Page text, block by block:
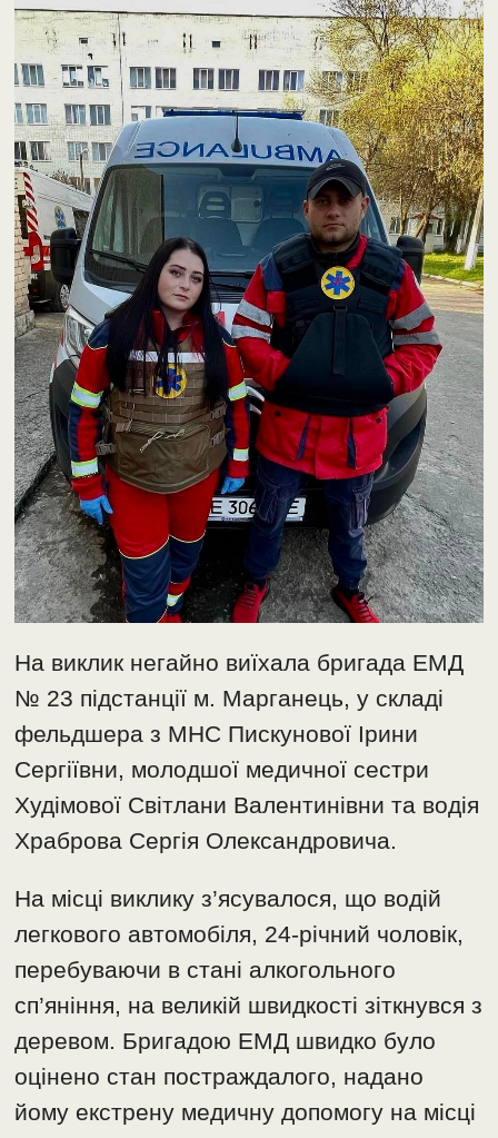
На виклик негайно виїхала бригада ЕМД
№ 23 підстанції м. Марганець, у складі
фельдшера з МНС Пискунової Ірини
Сергіївни, молодшої медичної сестри
Худімової Світлани Валентинівни та водія
Храброва Сергія Олександровича.
На місці виклику з’ясувалося, що водій
легкового автомобіля, 24-річний чоловік,
перебуваючи в стані алкогольного
сп’яніння, на великій швидкості зіткнувся з
деревом. Бригадою ЕМД швидко було
оцінено стан постраждалого, надано
йому екстрену медичну допомогу на місці